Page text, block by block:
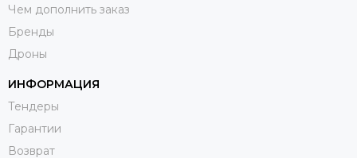
Чем дополнить заказ
Бренды
Дроны
ИНФОРМАЦИЯ
Тендеры
Гарантии
Возврат